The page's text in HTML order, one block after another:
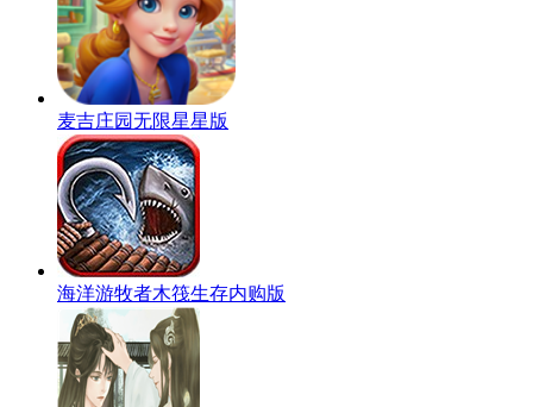
麦吉庄园无限星星版
海洋游牧者木筏生存内购版